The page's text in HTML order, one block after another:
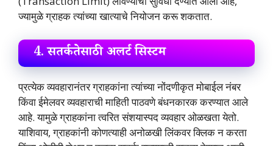
ज्यामुळे ग्राहक त्यांच्या खात्याचे नियोजन करू शकतात​.
4.सतर्कतेसाठी अलर्ट सिस्टम
प्रत्येक व्यवहारानंतर ग्राहकांना त्यांच्या नोंदणीकृत मोबाईल नंबर
किंवा ईमेलवर व्यवहाराची माहिती पाठवणे बंधनकारक करण्यात आले
आहे. यामुळे ग्राहकांना त्वरित संशयास्पद व्यवहार ओळखता येतो.
याशिवाय, ग्राहकांनी कोणत्याही अनोळखी लिंकवर क्लिक न करता